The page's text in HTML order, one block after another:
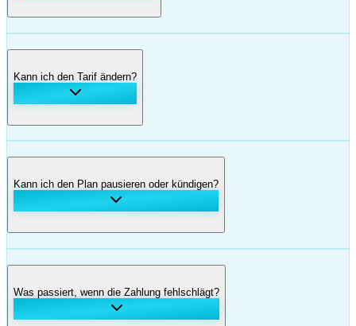
Kann ich den Tarif ändern?
Kann ich den Plan pausieren oder kündigen?
Was passiert, wenn die Zahlung fehlschlägt?